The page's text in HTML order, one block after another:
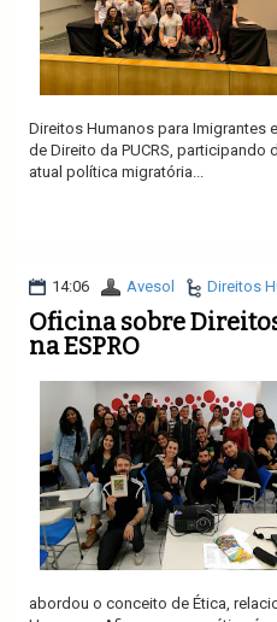
Direitos Humanos para Imigrantes
de Direito da PUCRS, participando
atual política migratória...
14:06 Avesol Direitos
Oficina sobre
na ESPRO
abordou o conceito de Ética,